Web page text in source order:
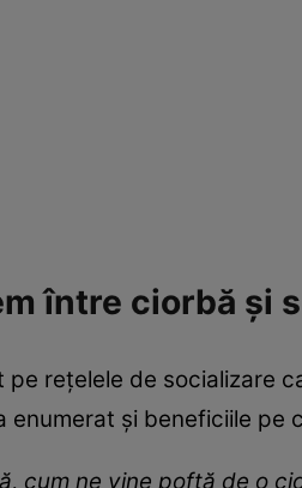
între ciorbă și
pe rețelele de socializare
enumerat și beneficiile pe
cum ne vine poftă de o